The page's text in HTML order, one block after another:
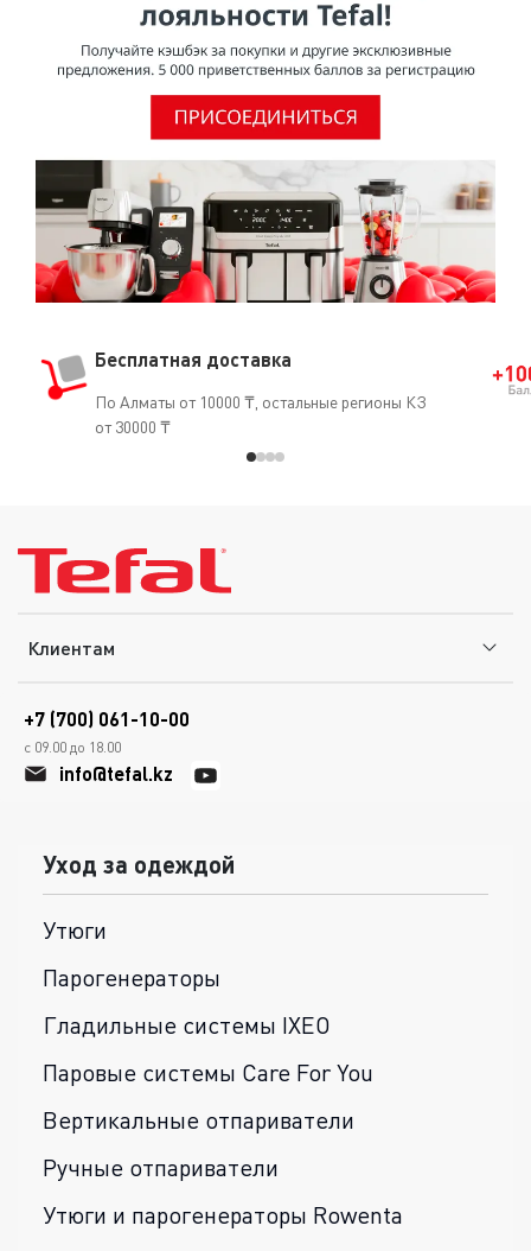
Бесплатная доставка
По Алматы от 10000 ₸, остальные регионы КЗ
от 30000 ₸
Клиентам
+7 (700) 061-10-00
с 09.00 до 18.00
info@tefal.kz
Уход за одеждой
Утюги
Парогенераторы
Гладильные системы IXEO
Паровые системы Care For You
Вертикальные отпариватели
Ручные отпариватели
Утюги и парогенераторы Rowenta